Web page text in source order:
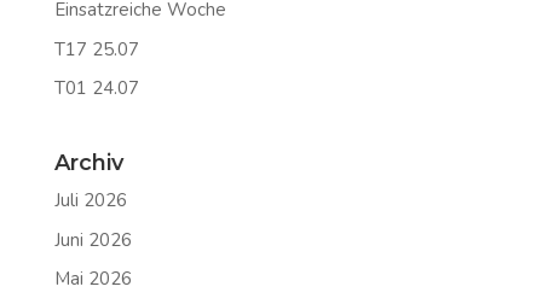
Einsatzreiche Woche
T17 25.07
T01 24.07
Archiv
Juli 2026
Juni 2026
Mai 2026